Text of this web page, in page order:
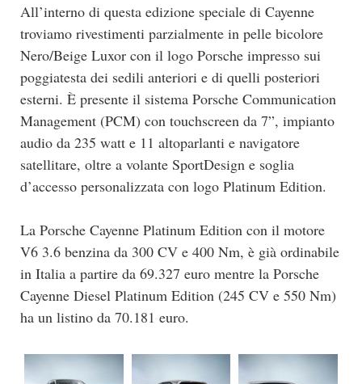
All’interno di questa edizione speciale di Cayenne
troviamo rivestimenti parzialmente in pelle bicolore
Nero/Beige Luxor con il logo Porsche impresso sui
poggiatesta dei sedili anteriori e di quelli posteriori
esterni. È presente il sistema Porsche Communication
Management (PCM) con touchscreen da 7”, impianto
audio da 235 watt e 11 altoparlanti e navigatore
satellitare, oltre a volante SportDesign e soglia
d’accesso personalizzata con logo Platinum Edition.
La Porsche Cayenne Platinum Edition con il motore
V6 3.6 benzina da 300 CV e 400 Nm, è già ordinabile
in Italia a partire da 69.327 euro mentre la Porsche
Cayenne Diesel Platinum Edition (245 CV e 550 Nm)
ha un listino da 70.181 euro.